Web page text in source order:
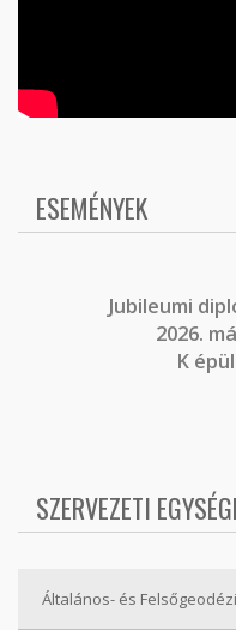
ESEMÉNYEK
Jubileumi
2026.
K
SZERVEZETI
Általános- és